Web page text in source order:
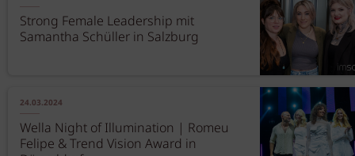
Strong Female Leadership mit
Samantha Schüller in Salzburg
24.03.2024
Wella Night of Illumination | Romeu
Felipe & Trend Vision Award in